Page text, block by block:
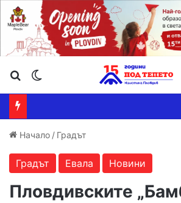
Търсене ...
Начало / Градът
Градът Евала Новини
Пловдивските